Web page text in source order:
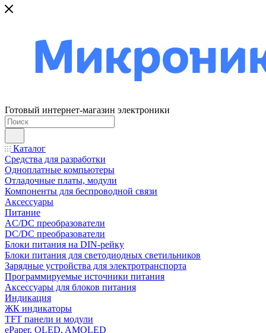
Готовый интернет-магазин электроники
Каталог
Средства для разработки
Одноплатные компьютеры
Отладочные платы, модули
Компоненты для беспроводной связи
Аксессуары
Питание
AC/DC преобразователи
DC/DC преобразователи
Блоки питания на DIN-рейку
Блоки питания для светодиодных светильников
Зарядные устройства для электротранспорта
Программируемые источники питания
Аксессуары для блоков питания
Индикация
ЖК индикаторы
TFT панели и модули
ePaper, OLED, AMOLED